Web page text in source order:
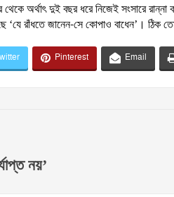
থেকে অর্থাৎ দুই বছর ধরে নিজেই সংসারে
‘যে রাঁধতে জানেন-সে কোপাও বাধেন’। ঠিক
Pinterest Email
নয়’